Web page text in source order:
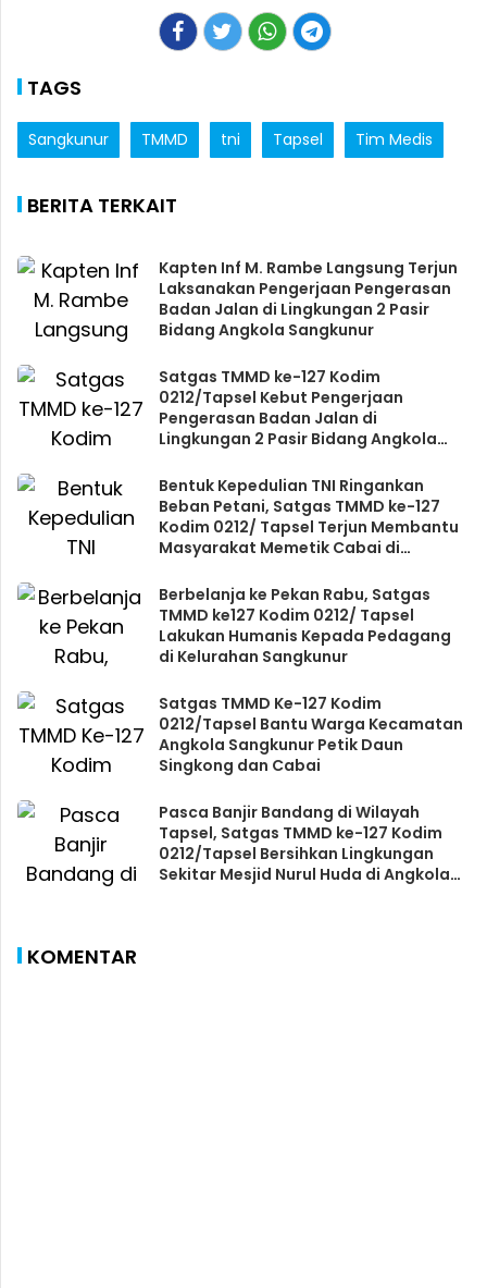
TAGS
Sangkunur TMMD tni Tapsel Tim Medis
BERITA TERKAIT
Kapten Inf M. Rambe Langsung Terjun
Laksanakan Pengerjaan Pengerasan
Badan Jalan di Lingkungan 2 Pasir
Bidang Angkola Sangkunur
Satgas TMMD ke-127 Kodim
0212/Tapsel Kebut Pengerjaan
Pengerasan Badan Jalan di
Lingkungan 2 Pasir Bidang Angkola
Bentuk Kepedulian TNI Ringankan
Beban Petani, Satgas TMMD ke-127
Kodim 0212/ Tapsel Terjun Membantu
Masyarakat Memetik Cabai di
Berbelanja ke Pekan Rabu, Satgas
TMMD ke127 Kodim 0212/ Tapsel
Lakukan Humanis Kepada Pedagang
di Kelurahan Sangkunur
Satgas TMMD Ke-127 Kodim
0212/Tapsel Bantu Warga Kecamatan
Angkola Sangkunur Petik Daun
Singkong dan Cabai
Pasca Banjir Bandang di Wilayah
Tapsel, Satgas TMMD ke-127 Kodim
0212/Tapsel Bersihkan Lingkungan
Sekitar Mesjid Nurul Huda di Angkola
KOMENTAR